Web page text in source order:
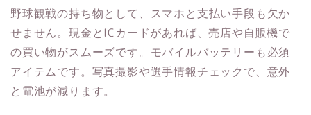
野球観戦の持ち物として、スマホと支払い手段も欠か
せません。現金とICカードがあれば、売店や自販機で
の買い物がスムーズです。モバイルバッテリーも必須
アイテムです。写真撮影や選手情報チェックで、意外
と電池が減ります。